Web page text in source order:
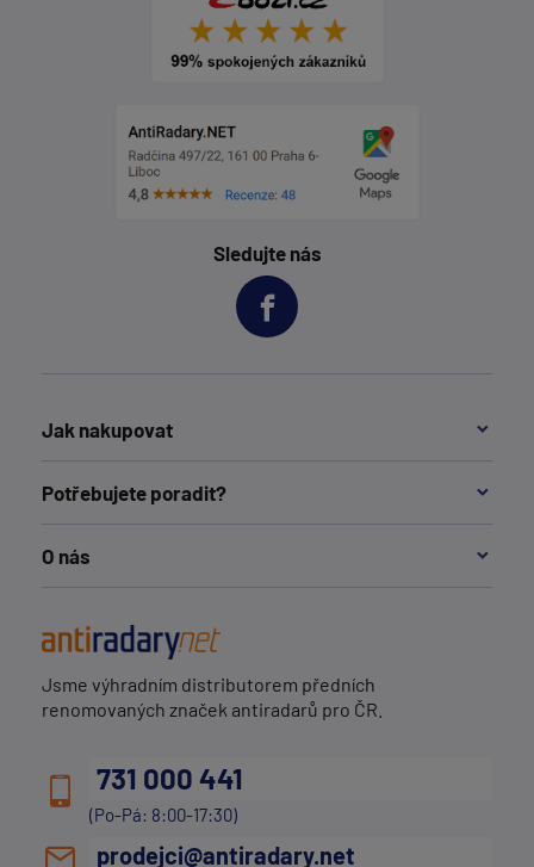
Sledujte nás
Jak nakupovat
Potřebujete poradit?
O nás
Jsme výhradním distributorem předních
renomovaných značek antiradarů pro ČR.
731 000 441
(Po-Pá: 8:00-17:30)
prodejci@antiradary.net